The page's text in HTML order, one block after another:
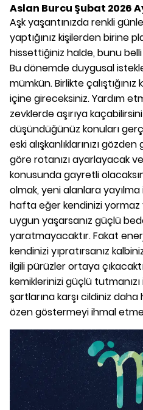
Aslan Burcu Şubat 2026
Aşk yaşantınızda renkli
yaptığınız kişilerden birine
hissettiğiniz halde, bunu
Bu dönemde duygusal
mümkün. Birlikte
içine gireceksiniz. Yardım
zevklerde aşırıya
düşündüğünüz konuları
eski alışkanlıklarınızı
göre rotanızı ayarlayacak
konusunda gayretli
olmak, yeni alanlara
hafta eğer kendinizi yormaz
uygun yaşarsanız güçlü
yaratmayacaktır. Fakat
kendinizi yıpratırsanız
ilgili pürüzler ortaya
kemiklerinizi güçlü
şartlarına karşı cildiniz
özen göstermeyi ihmal